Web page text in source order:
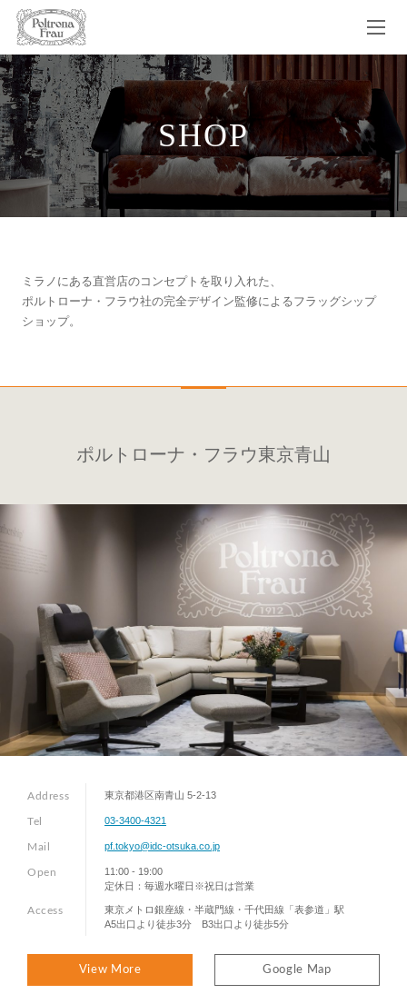
SHOP
ミラノにある直営店のコンセプトを取り入れた、
ポルトローナ・フラウ社の完全デザイン監修によるフラッグシップ
ショップ。
ポルトローナ・フラウ東京青山
Address 東京都港区南青山 5-2-13
Tel 03-3400-4321
Mail pf.tokyo@idc-otsuka.co.jp
Open
11:00 - 19:00
定休日：毎週水曜日※祝日は営業
Access
東京メトロ銀座線・半蔵門線・千代田線「表参道」駅
A5出口より徒歩3分 B3出口より徒歩5分
View More Google Map